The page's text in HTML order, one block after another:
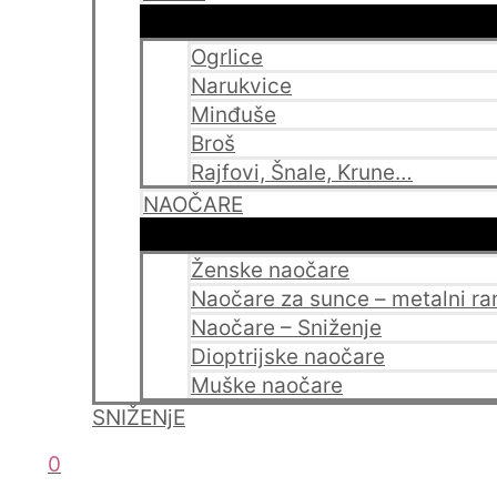
Ogrlice
Narukvice
Minđuše
Broš
Rajfovi, Šnale, Krune…
NAOČARE
Ženske naočare
Naočare za sunce – metalni
Naočare – Sniženje
Dioptrijske naočare
Muške naočare
SNIŽENjE
0